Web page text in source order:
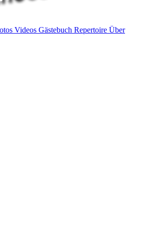
Videos Gästebuch Repertoire Über